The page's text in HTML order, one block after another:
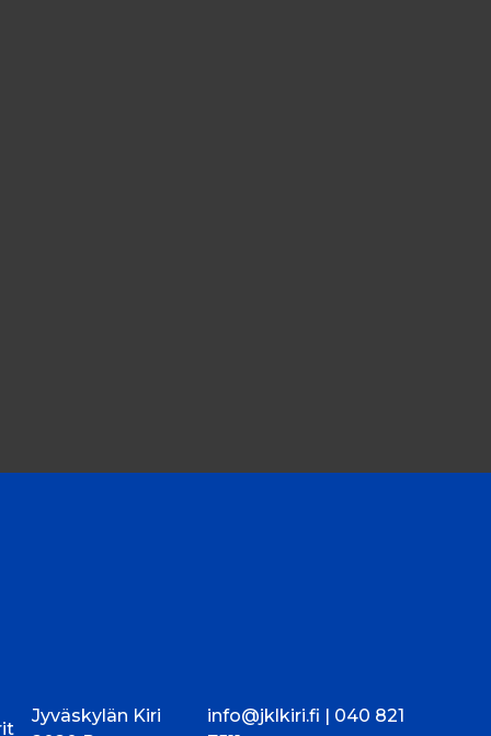
Jyväskylän Kiri
info@jklkiri.fi | 040 821